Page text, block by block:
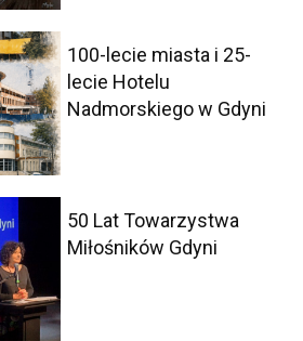
100-lecie miasta i 25-
lecie Hotelu
Nadmorskiego w Gdyni
50 Lat Towarzystwa
Miłośników Gdyni